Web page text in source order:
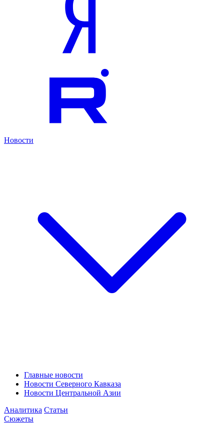
Новости
Главные новости
Новости Северного Кавказа
Новости Центральной Азии
Аналитика Статьи
Сюжеты